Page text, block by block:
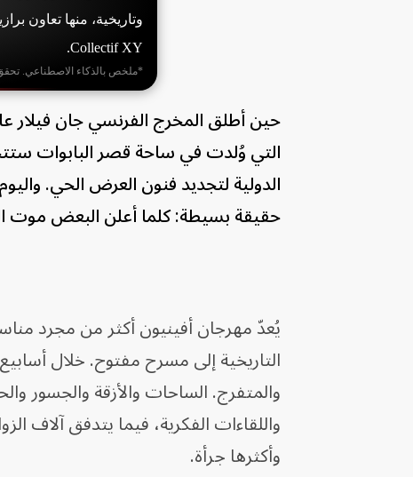
Collectif XY.
*ملخص بالذكاء الاصطناعي.
حين أطلق المخرج الفرنسي جان فيلار عام 1947 أولى
التي وُلدت في ساحة قصر البابوات
الدولية لتجديد فنون العرض الحي.
حقيقة بسيطة: كلما أعلن البعض موت
يُعدّ مهرجان أفينيون أكثر من مجرد
التاريخية إلى مسرح مفتوح. خلال
والمتفرج. الساحات والأزقة والجسور
واللقاءات الفكرية، فيما يتدفق آلاف
وأكثرها جرأة.